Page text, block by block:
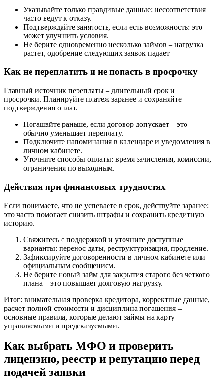
Указывайте только правдивые данные: несоответствия
часто ведут к отказу.
Подтверждайте занятость, если есть возможность: это
может улучшить условия.
Не берите одновременно несколько займов – нагрузка
растет, одобрение следующих заявок падает.
Как не переплатить и не попасть в просрочку
Главный источник переплаты – длительный срок и
просрочки. Планируйте платеж заранее и сохраняйте
подтверждения оплат.
Погашайте раньше, если договор допускает – это
обычно уменьшает переплату.
Подключите напоминания в календаре и уведомления в
личном кабинете.
Уточните способы оплаты: время зачисления, комиссии,
ограничения по выходным.
Действия при финансовых трудностях
Если понимаете, что не успеваете в срок, действуйте заранее:
это часто помогает снизить штрафы и сохранить кредитную
историю.
Свяжитесь с поддержкой и уточните доступные
варианты: перенос даты, реструктуризация, продление.
Зафиксируйте договоренности в личном кабинете или
официальным сообщением.
Не берите новый займ для закрытия старого без четкого
плана – это повышает долговую нагрузку.
Итог: внимательная проверка кредитора, корректные данные,
расчет полной стоимости и дисциплина погашения –
основные правила, которые делают займы на карту
управляемыми и предсказуемыми.
Как выбрать МФО и проверить
лицензию, реестр и репутацию перед
подачей заявки